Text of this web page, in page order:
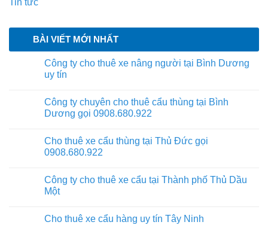
Tin tức
BÀI VIẾT MỚI NHẤT
Công ty cho thuê xe nâng người tại Bình Dương
uy tín
Công ty chuyên cho thuê cẩu thùng tại Bình
Dương gọi 0908.680.922
Cho thuê xe cẩu thùng tại Thủ Đức gọi
0908.680.922
Công ty cho thuê xe cẩu tại Thành phố Thủ Dầu
Một
Cho thuê xe cẩu hàng uy tín Tây Ninh